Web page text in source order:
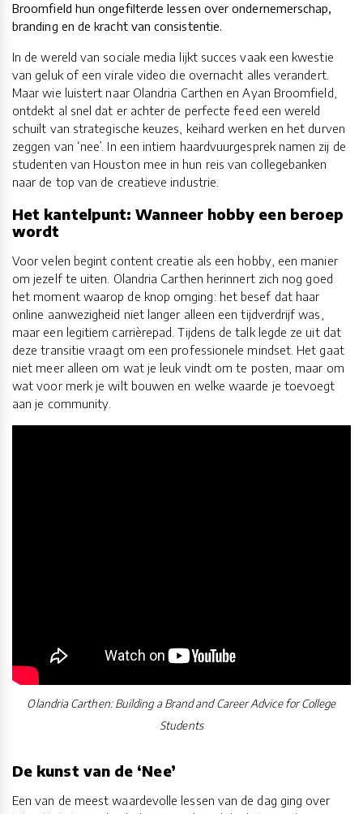
Broomfield hun ongefilterde lessen over ondernemerschap,
branding en de kracht van consistentie.
In de wereld van sociale media lijkt succes vaak een kwestie
van geluk of een virale video die overnacht alles verandert.
Maar wie luistert naar Olandria Carthen en Ayan Broomfield,
ontdekt al snel dat er achter de perfecte feed een wereld
schuilt van strategische keuzes, keihard werken en het durven
zeggen van ‘nee’. In een intiem haardvuurgesprek namen zij de
studenten van Houston mee in hun reis van collegebanken
naar de top van de creatieve industrie.
Het kantelpunt: Wanneer hobby een beroep
wordt
Voor velen begint content creatie als een hobby, een manier
om jezelf te uiten. Olandria Carthen herinnert zich nog goed
het moment waarop de knop omging: het besef dat haar
online aanwezigheid niet langer alleen een tijdverdrijf was,
maar een legitiem carrièrepad. Tijdens de talk legde ze uit dat
deze transitie vraagt om een professionele mindset. Het gaat
niet meer alleen om wat je leuk vindt om te posten, maar om
wat voor merk je wilt bouwen en welke waarde je toevoegt
aan je community.
Olandria Carthen: Building a Brand and Career Advice for College
Students
De kunst van de ‘Nee’
Een van de meest waardevolle lessen van de dag ging over